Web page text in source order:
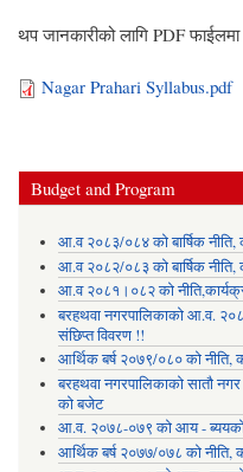
थप जानकारीको लागि PDF
Nagar Prahari Syllabus.pdf
Budget and Program
आ.व २०८३/०८४ को बार्षिक
आ.व २०८२/०८३ को बार्षिक
आ.व २०८१।०८२ को
बरहथवा नगरपालिकाको आ.व.
संछिप्त विवरण !!
आर्थिक बर्ष २०७९/०८० को नीति,
बरहथवा नगरपालिकाको सातौ
को बजेट
आ.व. २०७८-०७९ को आय - ब्ययको
आर्थिक बर्ष २०७७/०७८ को नीति,